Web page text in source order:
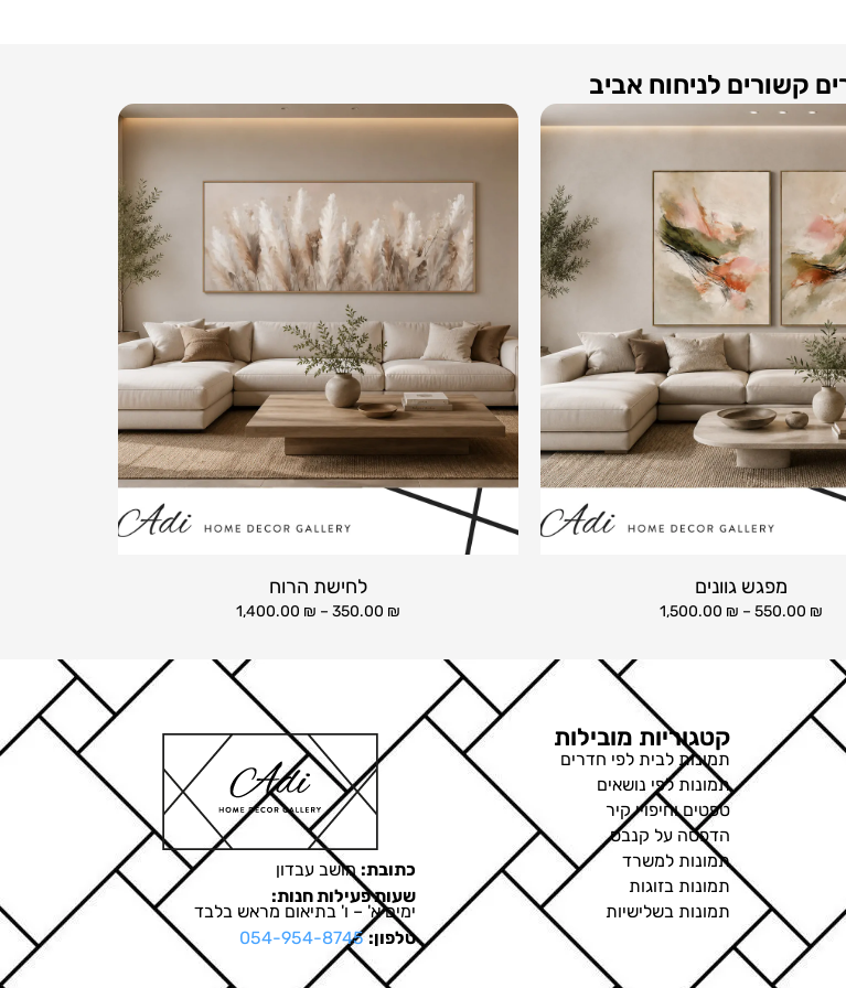
קשורים לניחוח אביב
מפגש גוונים
550.00 ₪
–
1,500.00 ₪
לחישת הרוח
350.00 ₪
–
1,400.00 ₪
קטגוריות מובילות
תמונות לבית לפי חדרים
תמונות לפי נושאים
טפטים וחיפויי קיר
הדפסה על קנבס
תמונות למשרד
תמונות בזוגות
תמונות בשלישיות
כתובת: מושב עבדון
שעות פעילות חנות:
ימים א' – ו' בתיאום מראש בלבד
טלפון: 054-954-8745